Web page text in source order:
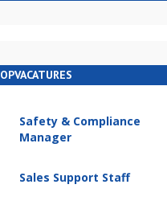
Safety & Compliance
Manager
Sales Support Staff